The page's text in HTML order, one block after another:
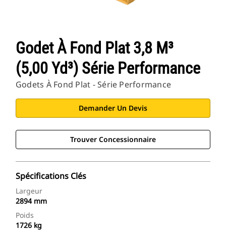
Godet À Fond Plat 3,8 M³
(5,00 Yd³) Série Performance
Godets À Fond Plat - Série Performance
Demander Un Devis
Trouver Concessionnaire
Spécifications Clés
Largeur
2894 mm
Poids
1726 kg